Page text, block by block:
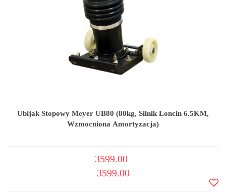
Ubijak Stopowy Meyer UB80 (80kg, Silnik Loncin 6.5KM,
Wzmocniona Amortyzacja)
3599.00
3599.00